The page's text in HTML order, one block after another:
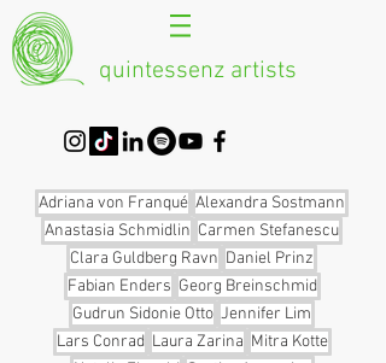
quintessenz artists
Adriana von Franqué Alexandra Sostmann
Anastasia Schmidlin Carmen Stefanescu
Clara Guldberg Ravn Daniel Prinz
Fabian Enders Georg Breinschmid
Gudrun Sidonie Otto Jennifer Lim
Lars Conrad Laura Zarina Mitra Kotte